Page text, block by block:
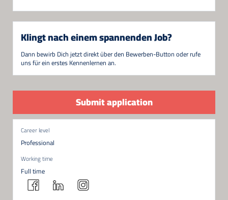
Klingt nach einem spannenden Job?
Dann bewirb Dich jetzt direkt über den Bewerben-Button oder rufe
uns für ein erstes Kennenlernen an.
Submit application
Career level
Professional
Working time
Full time